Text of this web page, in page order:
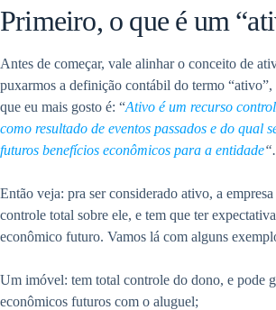
Primeiro, o que é um
Antes de começar, vale alinhar o conceito de
puxarmos a definição contábil do termo “ativo”,
que eu mais gosto é: “Ativo é um recurso
como resultado de eventos passados e do qual
futuros benefícios econômicos para a entidade“.
Então veja: pra ser considerado ativo, a
controle total sobre ele, e tem que ter
econômico futuro. Vamos lá com alguns
Um imóvel: tem total controle do dono, e pode
econômicos futuros com o aluguel;